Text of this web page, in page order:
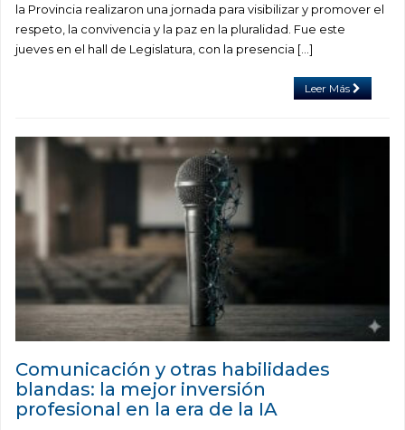
la Provincia realizaron una jornada para visibilizar y promover el
respeto, la convivencia y la paz en la pluralidad. Fue este
jueves en el hall de Legislatura, con la presencia […]
Leer Más
Comunicación y otras habilidades
blandas: la mejor inversión
profesional en la era de la IA